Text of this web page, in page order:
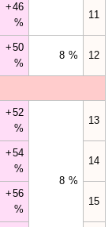
+46
%
11
+50
%
8 % 12
+52
%
8 %
13
+54
%
14
+56
%
15